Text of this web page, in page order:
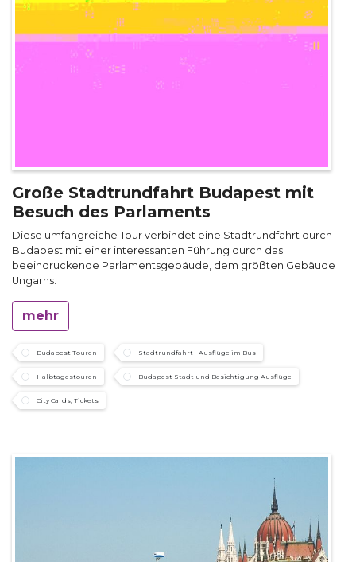
Große Stadtrundfahrt Budapest mit
Besuch des Parlaments
Diese umfangreiche Tour verbindet eine Stadtrundfahrt durch
Budapest mit einer interessanten Führung durch das
beeindruckende Parlamentsgebäude, dem größten Gebäude
Ungarns.
mehr
Budapest Touren Stadtrundfahrt - Ausflüge im Bus
Halbtagestouren Budapest Stadt und Besichtigung Ausflüge
City Cards, Tickets